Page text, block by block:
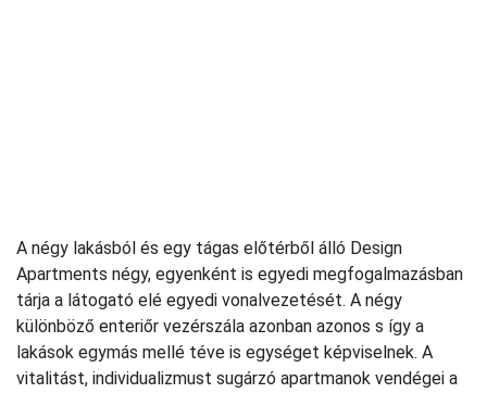
A négy lakásból és egy tágas előtérből álló Design
Apartments négy, egyenként is egyedi megfogalmazásban
tárja a látogató elé egyedi vonalvezetését. A négy
különböző enteriőr vezérszála azonban azonos s így a
lakások egymás mellé téve is egységet képviselnek. A
vitalitást, individualizmust sugárzó apartmanok vendégei a